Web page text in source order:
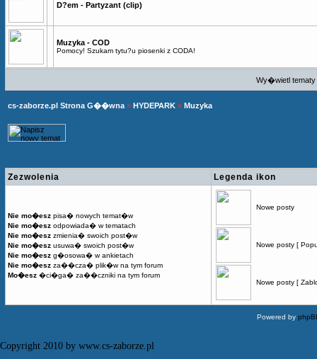
D?em - Partyzant (clip)
Muzyka - COD
Pomocy! Szukam tytu?u piosenki z CODA!
Wy�wietl
cs-zaborze.pl Strona G��wna » HYDEPARK » Muzyka
Zezwolenia Legenda ikon
Nie mo�esz pisa� nowych temat�w
Nie mo�esz odpowiada� w tematach
Nie mo�esz zmienia� swoich post�w
Nie mo�esz usuwa� swoich post�w
Nie mo�esz g�osowa� w ankietach
Nie mo�esz za��cza� plik�w na tym forum
Mo�esz �ci�ga� za��czniki na tym forum
Nowe posty
Nowe posty [
Nowe posty [
Powered by
Copyright 2010 by www.cs-zaborze.pl